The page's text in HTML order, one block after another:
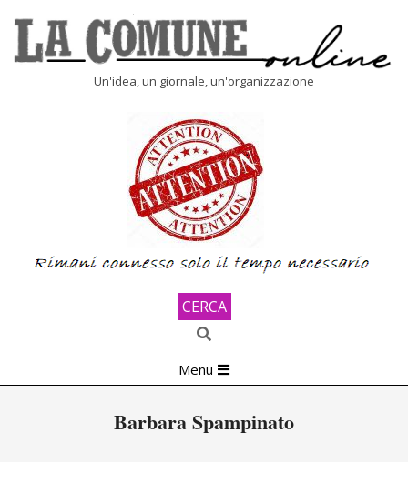
content
Un'idea, un giornale, un'organizzazione
CERCA
Search
Navigation
Menu
Barbara Spampinato